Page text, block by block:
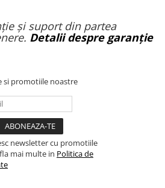
și suport din partea
Detalii despre garanție
si promotiile noastre
newsletter cu promotiile
mai multe in Politica de